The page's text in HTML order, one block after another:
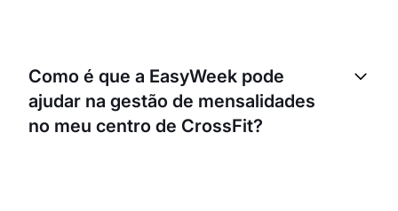
seu negócio. Pode definir regras de reserva,
horários de funcionamento e também personalizar
o aspeto da sua página de reservas para
Como é que a EasyWeek pode
ajudar na gestão de mensalidades
no meu centro de CrossFit?